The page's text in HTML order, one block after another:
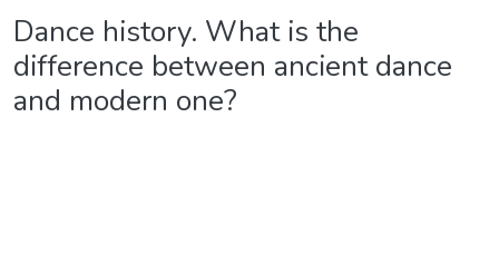
Dance history. What is the
difference between ancient dance
and modern one?